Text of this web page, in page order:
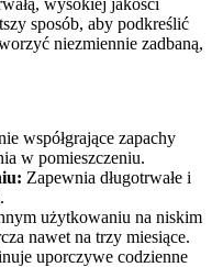
sposób, aby podkreślić
niezmiennie zadbaną,
współgrające zapachy
w pomieszczeniu.
Zapewnia długotrwałe i
użytkowaniu na niskim
nawet na trzy miesiące.
uporczywe codzienne